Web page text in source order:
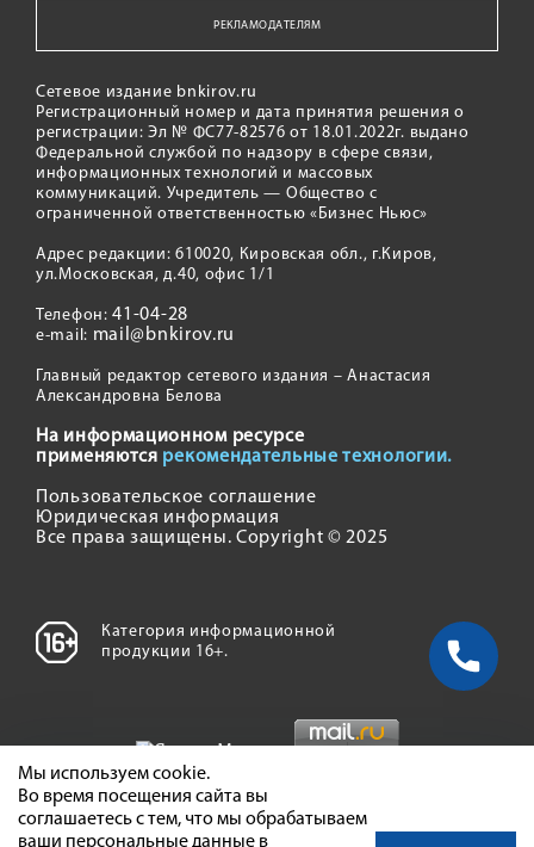
РЕКЛАМОДАТЕЛЯМ
Сетевое издание bnkirov.ru
Регистрационный номер и дата принятия решения о
регистрации: Эл № ФС77-82576 от 18.01.2022г. выдано
Федеральной службой по надзору в сфере связи,
информационных технологий и массовых
коммуникаций. Учредитель — Общество с
ограниченной ответственностью «Бизнес Ньюс»
Адрес редакции: 610020, Кировская обл., г.Киров,
ул.Московская, д.40, офис 1/1
Телефон:41-04-28
e-mail: mail@bnkirov.ru
Главный редактор сетевого издания – Анастасия
Александровна Белова
На информационном ресурсе
применяются рекомендательные технологии.
Пользовательское соглашение
Юридическая информация
Все права защищены. Copyright © 2025
Категория информационной
продукции 16+.
Мы используем cookie.
Во время посещения сайта вы
соглашаетесь с тем, что мы обрабатываем
ваши персональные данные в